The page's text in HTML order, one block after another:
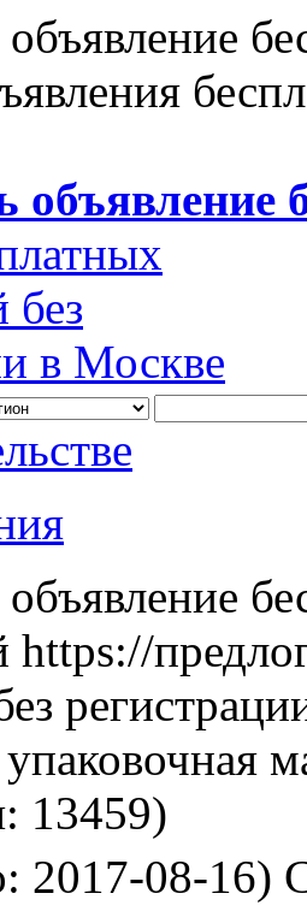
объявление
объявление
объявление
https://
13459)
2017-08-16)